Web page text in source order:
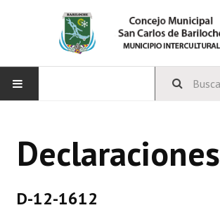
CONCEJO
Declaraciones
D-12-1612